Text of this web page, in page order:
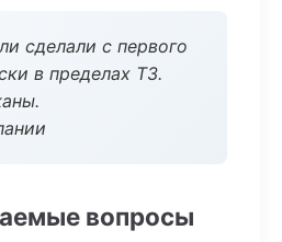
сделали с первого
в пределах ТЗ.
вопросы